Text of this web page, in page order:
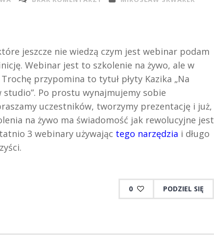
jeszcze nie wiedzą czym jest webinar podam
Webinar jest to szkolenie na żywo, ale w
przypomina to tytuł płyty Kazika „Na
studio”. Po prostu wynajmujemy sobie
uczestników, tworzymy prezentację i już,
na żywo ma świadomość jak rewolucyjne jest
3 webinary używając tego narzędzia i długo
0 PODZIEL SIĘ